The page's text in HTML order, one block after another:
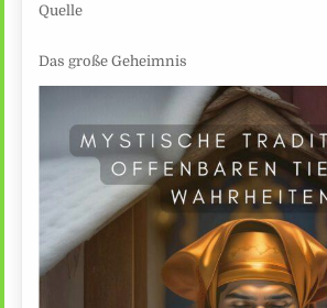
Quelle
Das große Geheimnis